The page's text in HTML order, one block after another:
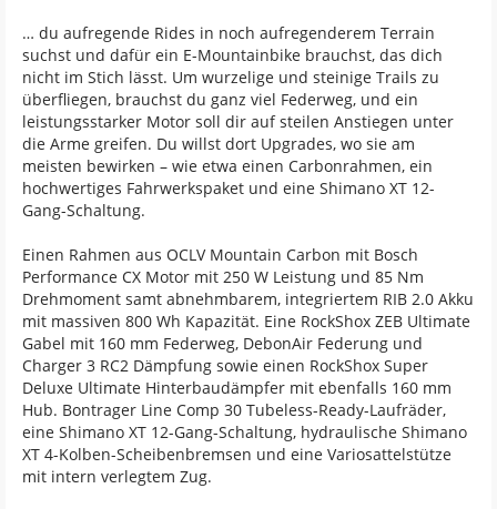
… du aufregende Rides in noch aufregenderem Terrain
suchst und dafür ein E-Mountainbike brauchst, das dich
nicht im Stich lässt. Um wurzelige und steinige Trails zu
überfliegen, brauchst du ganz viel Federweg, und ein
leistungsstarker Motor soll dir auf steilen Anstiegen unter
die Arme greifen. Du willst dort Upgrades, wo sie am
meisten bewirken – wie etwa einen Carbonrahmen, ein
hochwertiges Fahrwerkspaket und eine Shimano XT 12-
Gang-Schaltung.
Einen Rahmen aus OCLV Mountain Carbon mit Bosch
Performance CX Motor mit 250 W Leistung und 85 Nm
Drehmoment samt abnehmbarem, integriertem RIB 2.0 Akku
mit massiven 800 Wh Kapazität. Eine RockShox ZEB Ultimate
Gabel mit 160 mm Federweg, DebonAir Federung und
Charger 3 RC2 Dämpfung sowie einen RockShox Super
Deluxe Ultimate Hinterbaudämpfer mit ebenfalls 160 mm
Hub. Bontrager Line Comp 30 Tubeless-Ready-Laufräder,
eine Shimano XT 12-Gang-Schaltung, hydraulische Shimano
XT 4-Kolben-Scheibenbremsen und eine Variosattelstütze
mit intern verlegtem Zug.